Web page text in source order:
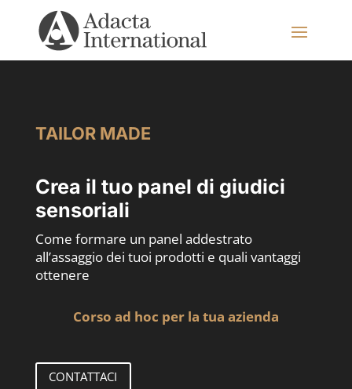
TAILOR MADE
Crea il tuo panel di giudici
sensoriali
Come formare un panel addestrato
all’assaggio dei tuoi prodotti e quali vantaggi
ottenere
Corso ad hoc per la tua azienda
CONTATTACI